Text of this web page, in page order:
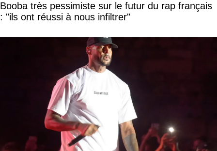
Booba très pessimiste sur le futur du rap français
: "ils ont réussi à nous infiltrer"